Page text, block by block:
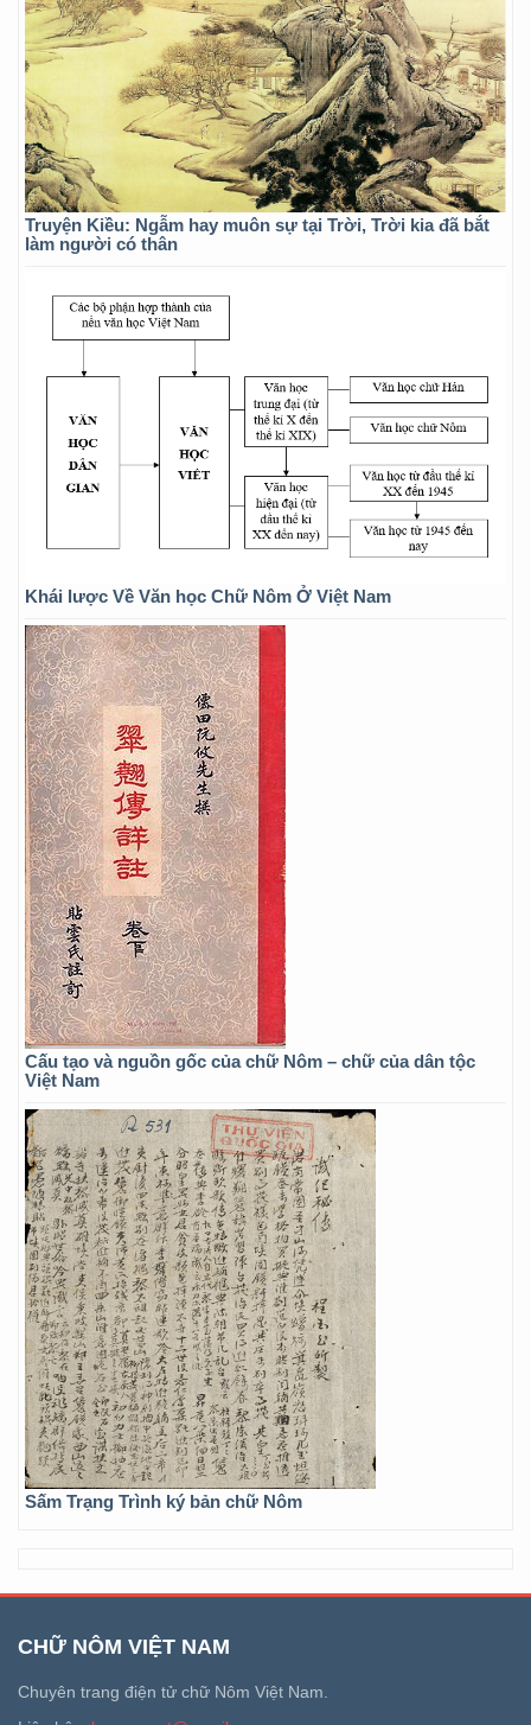
Truyện Kiều: Ngẫm hay muôn sự tại Trời, Trời kia đã bắt
làm người có thân
Khái lược Về Văn học Chữ Nôm Ở Việt Nam
Cấu tạo và nguồn gốc của chữ Nôm – chữ của dân tộc
Việt Nam
Sấm Trạng Trình ký bản chữ Nôm
CHỮ NÔM VIỆT NAM
Chuyên trang điện tử chữ Nôm Việt Nam.